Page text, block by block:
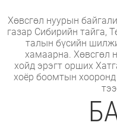
Хөвсгөл нуурын
газар Сибирийн тайга,
талын бүсийн
хамаарна. Хөвсгөл
хойд эрэгт орших
хоёр боомтын хооронд